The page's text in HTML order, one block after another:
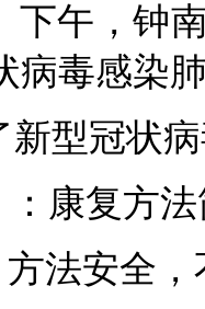
下午，钟
病毒感染
型冠状
：康复方
方法安全